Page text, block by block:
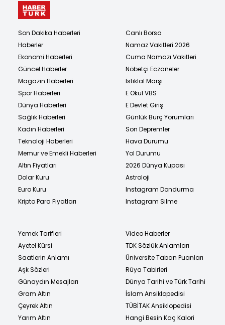
Son Dakika Haberleri
Haberler
Ekonomi Haberleri
Güncel Haberler
Magazin Haberleri
Spor Haberleri
Dünya Haberleri
Sağlık Haberleri
Kadın Haberleri
Teknoloji Haberleri
Memur ve Emekli Haberleri
Altın Fiyatları
Dolar Kuru
Euro Kuru
Kripto Para Fiyatları
Canlı Borsa
Namaz Vakitleri 2026
Cuma Namazı Vakitleri
Nöbetçi Eczaneler
İstiklal Marşı
E Okul VBS
E Devlet Giriş
Günlük Burç Yorumları
Son Depremler
Hava Durumu
Yol Durumu
2026 Dünya Kupası
Astroloji
Instagram Dondurma
Instagram Silme
Yemek Tarifleri
Ayetel Kürsi
Saatlerin Anlamı
Aşk Sözleri
Günaydın Mesajları
Gram Altın
Çeyrek Altın
Yarım Altın
Video Haberler
TDK Sözlük Anlamları
Üniversite Taban Puanları
Rüya Tabirleri
Dünya Tarihi ve Türk Tarihi
İslam Ansiklopedisi
TÜBİTAK Ansiklopedisi
Hangi Besin Kaç Kalori